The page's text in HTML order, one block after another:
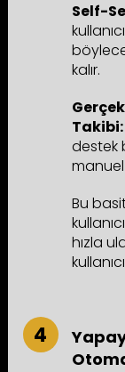
Self-
kalır.
Takibi:
destek
manuel
Bu
hızla